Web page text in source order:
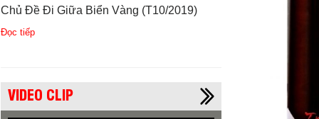
Chủ Đề Đi Giữa Biển Vàng (T10/2019)
Đọc tiếp
VIDEO CLIP